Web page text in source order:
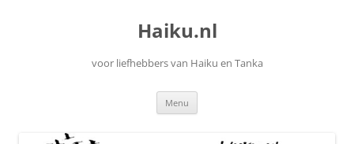
Haiku.nl
voor liefhebbers van Haiku en Tanka
Menu